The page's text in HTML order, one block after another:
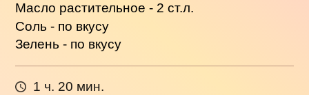
Масло растительное - 2 ст.л.
Соль - по вкусу
Зелень - по вкусу
1 ч. 20 мин.